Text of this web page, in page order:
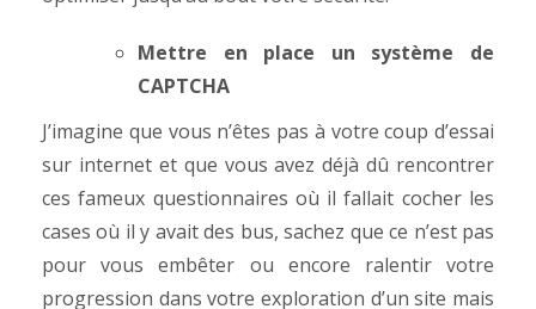
Mettre en place un système de
CAPTCHA
J’imagine que vous n’êtes pas à votre coup d’essai
sur internet et que vous avez déjà dû rencontrer
ces fameux questionnaires où il fallait cocher les
cases où il y avait des bus, sachez que ce n’est pas
pour vous embêter ou encore ralentir votre
progression dans votre exploration d’un site mais